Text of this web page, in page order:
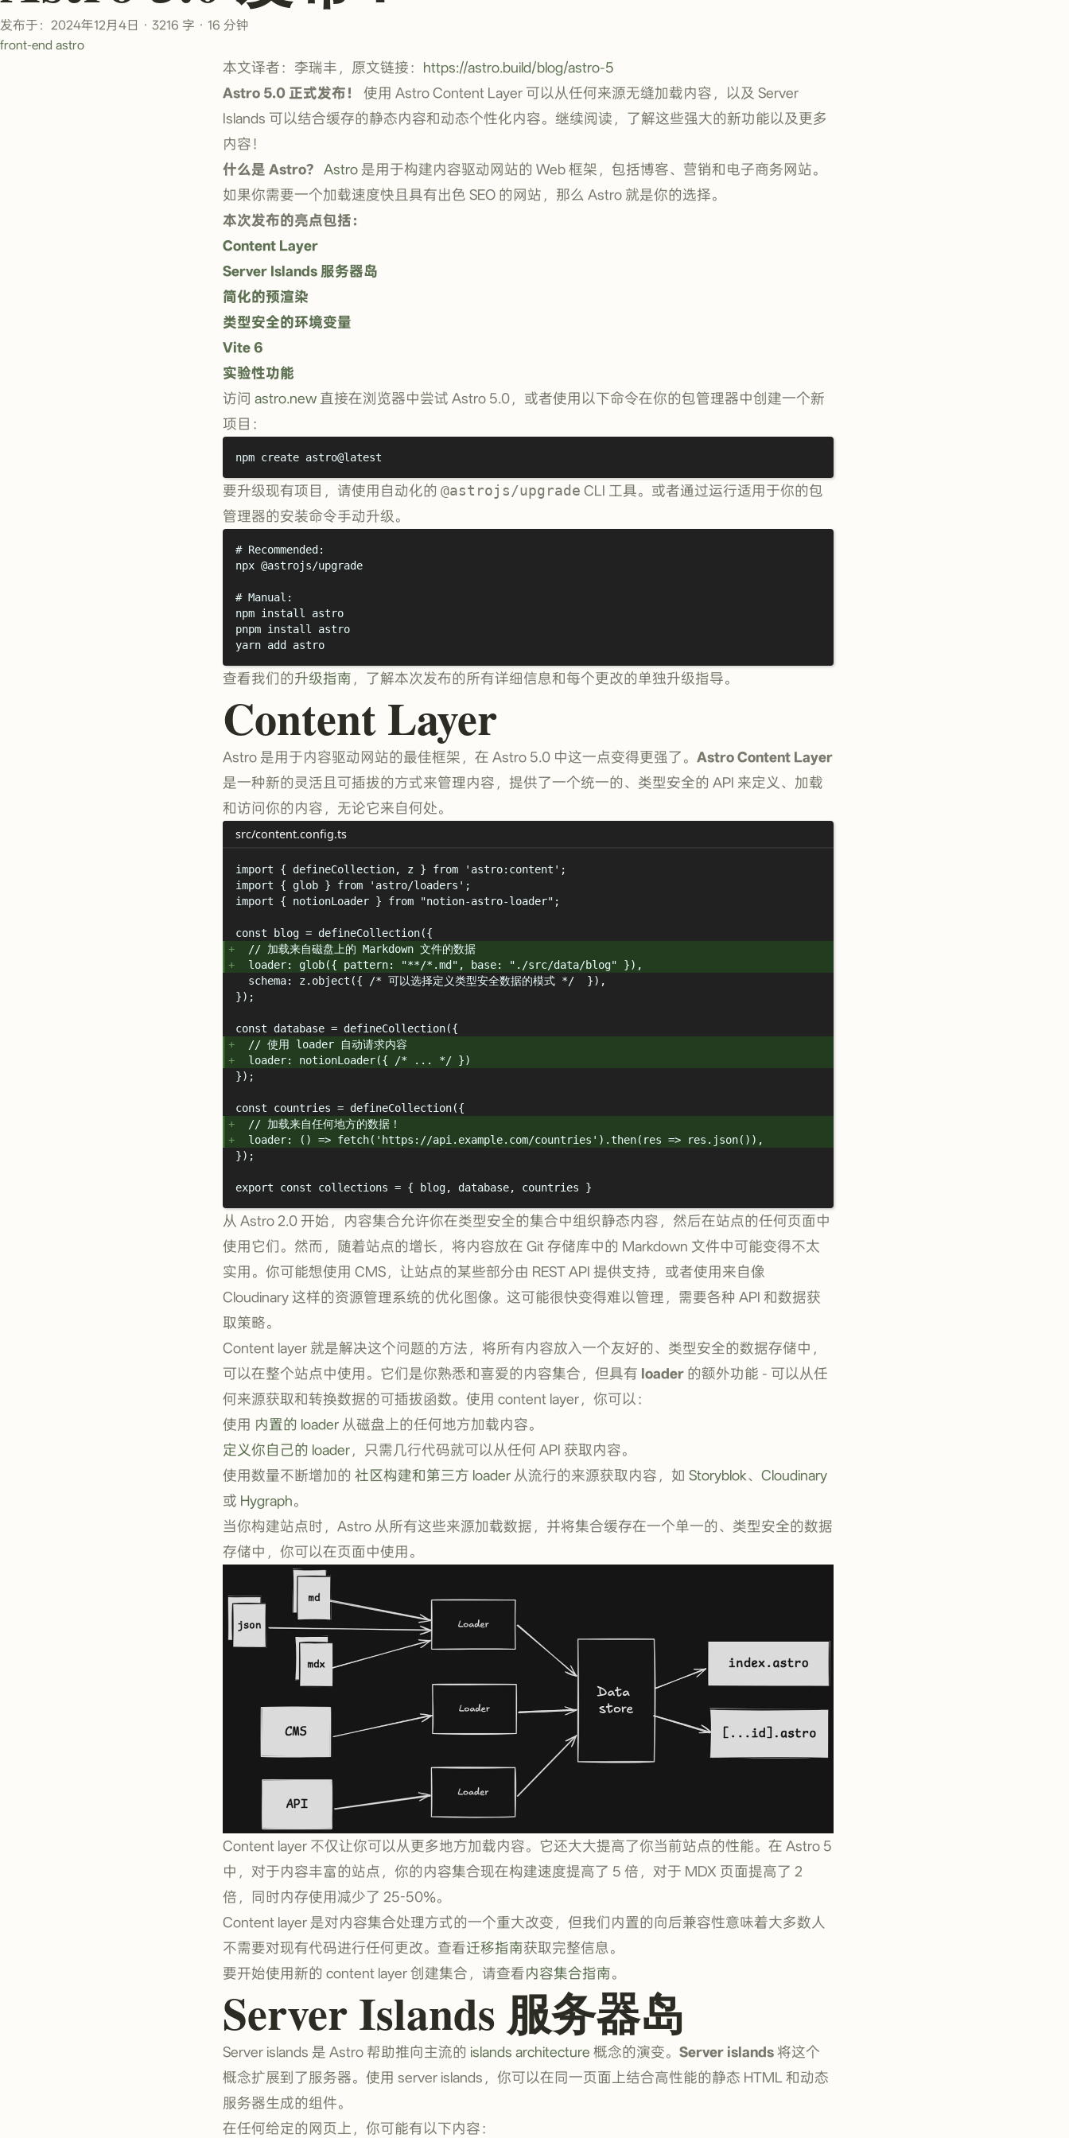
发布于：2024年12月4日 · 3216 字 · 16 分钟
front-end astro
本文译者：李瑞丰，原文链接： https://astro.build/blog/astro-5
Astro 5.0 正式发布！
使用 Astro Content Layer 可以从任何来源无缝加载内容，以及 Server
Islands 可以结合缓存的静态内容和动态个性化内容。继续阅读，了解这些强大的新功能以及更多
内容！
什么是 Astro？
Astro 是用于构建内容驱动网站的 Web 框架，包括博客、营销和电子商务网站。
如果你需要一个加载速度快且具有出色 SEO 的网站，那么 Astro 就是你的选择。
本次发布的亮点包括：
Content Layer
Server Islands 服务器岛
简化的预渲染
类型安全的环境变量
Vite 6
实验性功能
访问 astro.new 直接在浏览器中尝试 Astro 5.0，或者使用以下命令在你的包管理器中创建一个新
项目：
npm create astro@latest
要升级现有项目，请使用自动化的 @astrojs/upgrade CLI 工具。或者通过运行适用于你的包
管理器的安装命令手动升级。
# Recommended:
npx @astrojs/upgrade
# Manual:
npm install
astro
pnpm install
astro
yarn add astro
查看我们的升级指南 ，了解本次发布的所有详细信息和每个更改的单独升级指导。
Content Layer
Astro 是用于内容驱动网站的最佳框架，在 Astro 5.0 中这一点变得更强了。 Astro Content Layer
是一种新的灵活且可插拔的方式来管理内容，提供了一个统一的、类型安全的 API 来定义、加载
和访问你的内容，无论它来自何处。
src/content.config.ts
import { defineCollection, z } from ' astro:content ' ;
import
{ glob } from ' astro/loaders ' ;
import
{ notionLoader } from "notion-astro-loader" ;
const blog = defineCollection({
// 加载来自磁盘上的 Markdown 文件的数据
loader: glob({ pattern: "**/*.md " , base: " ./src/data/blog" }) ,
schema: z. object ({ /* 可以选择定义类型安全数据的模式 */ }) ,
}) ;
const database = defineCollection({
// 使用 loader 自动请求内容
loader: notionLoader({ /* ... */ })
}) ;
const countries = defineCollection({
// 加载来自任何地方的数据！
loader: () => fetch( ' https://api.example.com/countries ' ) .then( res => res . json()) ,
}) ;
export const collections = { blog, database, countries }
从 Astro 2.0 开始，内容集合允许你在类型安全的集合中组织静态内容，然后在站点的任何页面中
使用它们。然而，随着站点的增长，将内容放在 Git 存储库中的 Markdown 文件中可能变得不太
实用。你可能想使用 CMS，让站点的某些部分由 REST API 提供支持，或者使用来自像
Cloudinary 这样的资源管理系统的优化图像。这可能很快变得难以管理，需要各种 API 和数据获
取策略。
Content layer 就是解决这个问题的方法，将所有内容放入一个友好的、类型安全的数据存储中，
可以在整个站点中使用。它们是你熟悉和喜爱的内容集合，但具有 loader 的额外功能 - 可以从任
何来源获取和转换数据的可插拔函数。使用 content layer，你可以：
使用 内置的 loader 从磁盘上的任何地方加载内容。
定义你自己的 loader，只需几行代码就可以从任何 API 获取内容。
使用数量不断增加的 社区构建和第三方 loader 从流行的来源获取内容，如 Storyblok、 Cloudinary
或 Hygraph。
当你构建站点时，Astro 从所有这些来源加载数据，并将集合缓存在一个单一的、类型安全的数据
存储中，你可以在页面中使用。
Content layer 不仅让你可以从更多地方加载内容。它还大大提高了你当前站点的性能。在 Astro 5
中，对于内容丰富的站点，你的内容集合现在构建速度提高了 5 倍，对于 MDX 页面提高了 2
倍，同时内存使用减少了 25-50%。
Content layer 是对内容集合处理方式的一个重大改变，但我们内置的向后兼容性意味着大多数人
不需要对现有代码进行任何更改。查看迁移指南获取完整信息。
要开始使用新的 content layer 创建集合，请查看内容集合指南。
Server Islands 服务器岛
Server islands 是 Astro 帮助推向主流的 islands architecture 概念的演变。 Server islands将这个
概念扩展到了服务器。使用 server islands，你可以在同一页面上结合高性能的静态 HTML 和动态
服务器生成的组件。
在任何给定的网页上，你可能有以下内容：